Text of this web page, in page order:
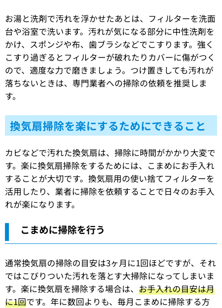
お湯と洗剤で汚れを浮かせたあとは、フィルターを洗面
台や浴室で洗います。汚れが気になる部分に中性洗剤を
かけ、スポンジや布、歯ブラシなどでこすります。強く
こすり過ぎるとフィルターが破れたりカバーに傷がつく
ので、適度な力で磨きましょう。つけ置きしても汚れが
落ちないときは、専門業者への掃除の依頼を推奨しま
す。
換気扇掃除を楽にするためにできること
カビなどで汚れた換気扇は、掃除に時間がかかり大変で
す。楽に換気扇掃除をするためには、こまめにお手入れ
することが大切です。換気扇用の使い捨てフィルターを
活用したり、業者に掃除を依頼することで日々のお手入
れが楽になります。
こまめに掃除を行う
通常換気扇の掃除の目安は3ヶ月に1回ほどですが、それ
ではこびりついた汚れを落とす大掃除になってしまいま
す。楽に換気扇を掃除する場合は、 お手入れの目安は月
に1回です。年に数回よりも、毎月こまめに掃除する方